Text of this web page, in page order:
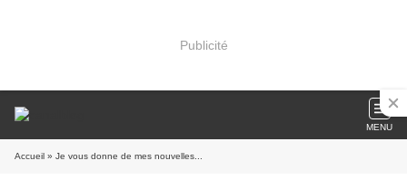
Publicité
MENU
Accueil » Je vous donne de mes nouvelles...